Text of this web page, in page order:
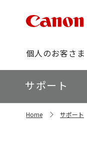
グ
ロ
ー
バ
ビ
個人のお客さま
ロ
ー
カ
ル
サポート
Home サポート